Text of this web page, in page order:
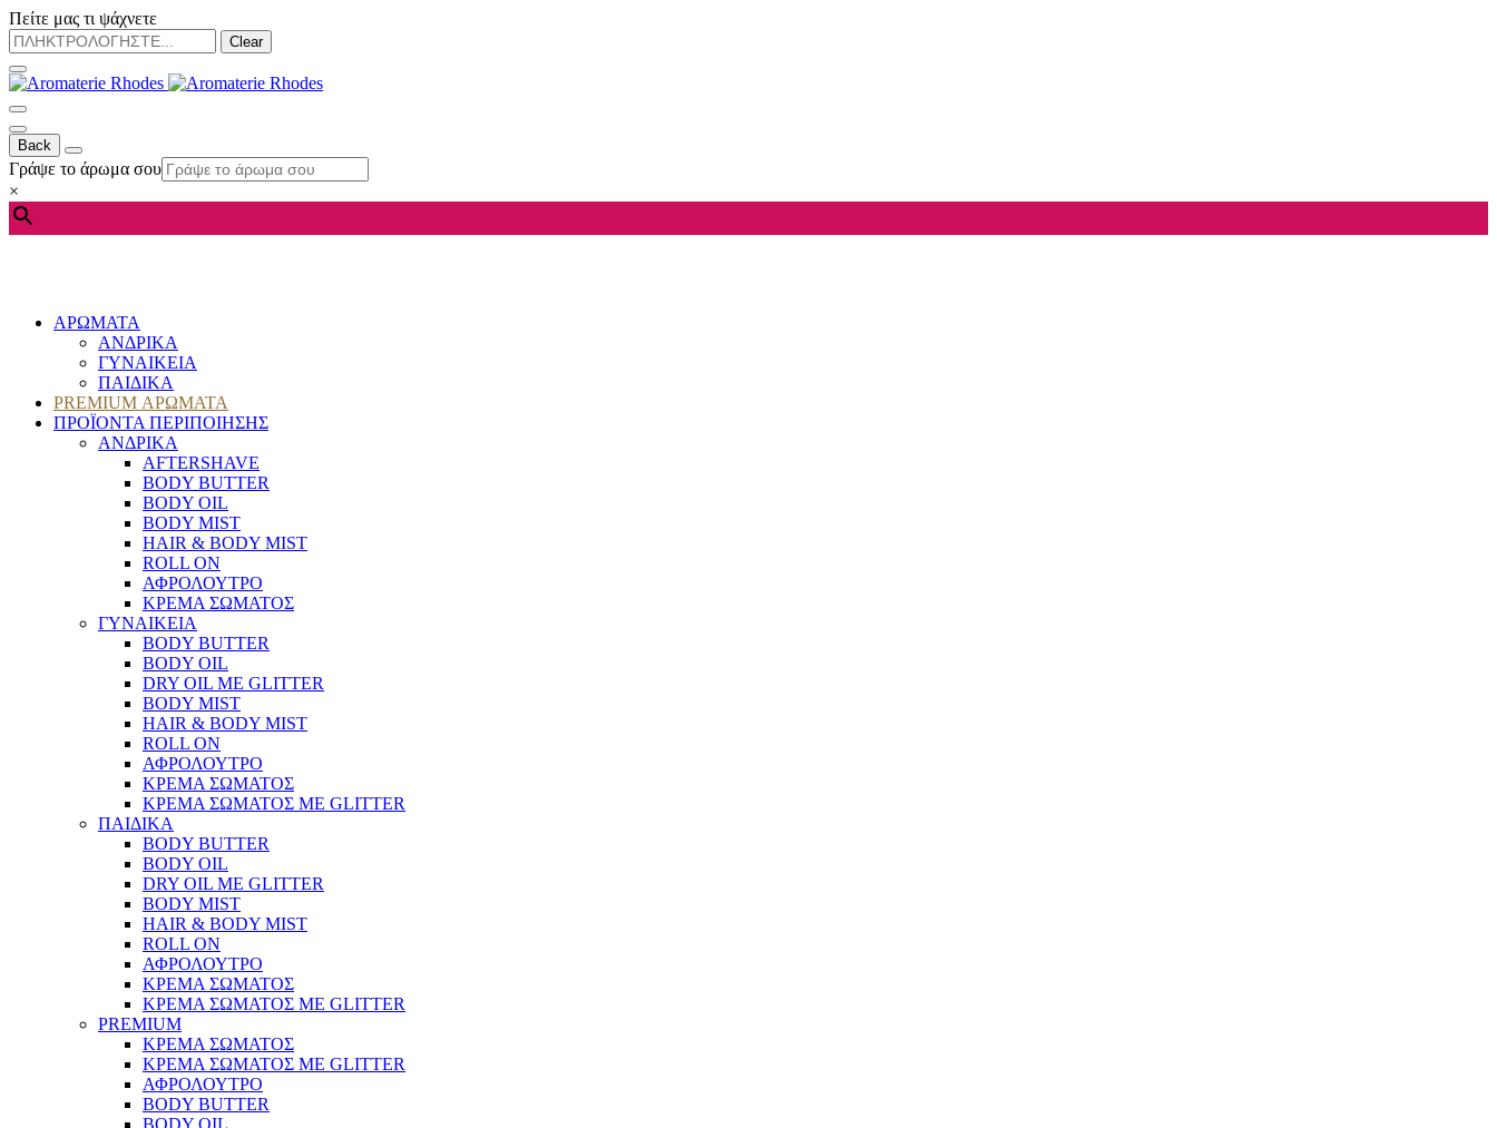
Πείτε μας τι ψάχνετε
Clear
Back
Γράψε το άρωμα σου
×
ΑΡΩΜΑΤΑ
ΑΝΔΡΙΚΑ
ΓΥΝΑΙΚΕΙΑ
ΠΑΙΔΙΚΑ
PREMIUM ΑΡΩΜΑΤΑ
ΠΡΟΪΟΝΤΑ ΠΕΡΙΠΟΙΗΣΗΣ
ΑΝΔΡΙΚΑ
AFTERSHAVE
BODY BUTTER
BODY OIL
BODY MIST
HAIR & BODY MIST
ROLL ON
ΑΦΡΟΛΟΥΤΡΟ
ΚΡΕΜΑ ΣΩΜΑΤΟΣ
ΓΥΝΑΙΚΕΙΑ
BODY BUTTER
BODY OIL
DRY OIL ΜΕ GLITTER
BODY MIST
HAIR & BODY MIST
ROLL ON
ΑΦΡΟΛΟΥΤΡΟ
ΚΡΕΜΑ ΣΩΜΑΤΟΣ
ΚΡΕΜΑ ΣΩΜΑΤΟΣ ΜΕ GLITTER
ΠΑΙΔΙΚΑ
BODY BUTTER
BODY OIL
DRY OIL ΜΕ GLITTER
BODY MIST
HAIR & BODY MIST
ROLL ON
ΑΦΡΟΛΟΥΤΡΟ
ΚΡΕΜΑ ΣΩΜΑΤΟΣ
ΚΡΕΜΑ ΣΩΜΑΤΟΣ ΜΕ GLITTER
PREMIUM
ΚΡΕΜΑ ΣΩΜΑΤΟΣ
ΚΡΕΜΑ ΣΩΜΑΤΟΣ ΜΕ GLITTER
ΑΦΡΟΛΟΥΤΡΟ
BODY BUTTER
BODY OIL